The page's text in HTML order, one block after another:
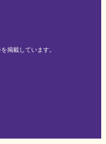
掲載しています。